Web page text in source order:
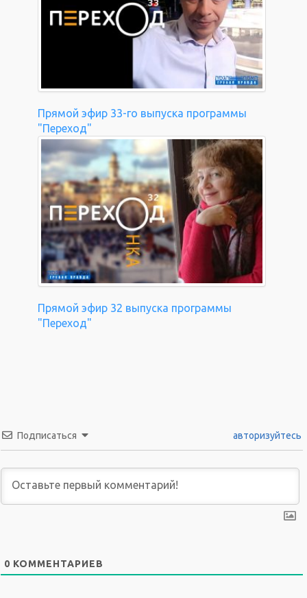
Прямой эфир 33-го выпуска программы
"Переход"
Прямой эфир 32 выпуска программы
"Переход"
Подписаться авторизуйтесь
0 КОММЕНТАРИЕВ